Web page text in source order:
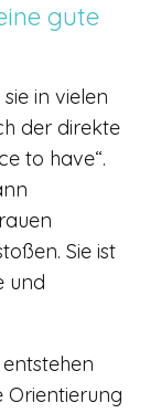
gute
in vielen
der direkte
to have“.
Sie ist
und
Orientierung